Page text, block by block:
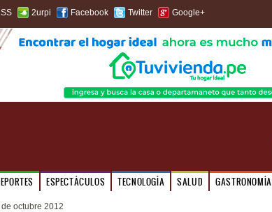
2urpi Facebook Twitter Google+
ESPECTÁCULOS TECNOLOGÍA SALUD GASTRONOMÍA
de octubre 2012